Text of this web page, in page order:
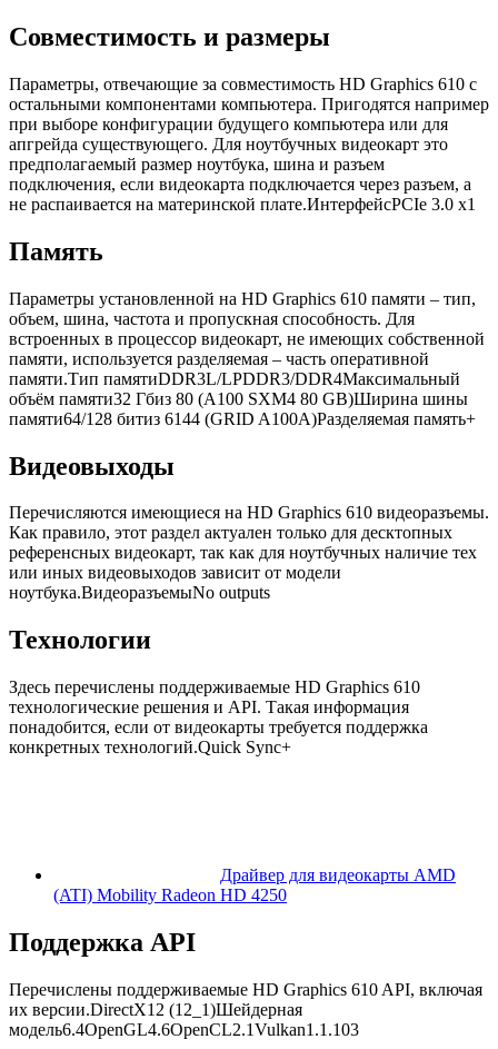
Совместимость и размеры
Параметры, отвечающие за совместимость HD Graphics 610 с
остальными компонентами компьютера. Пригодятся например
при выборе конфигурации будущего компьютера или для
апгрейда существующего. Для ноутбучных видеокарт это
предполагаемый размер ноутбука, шина и разъем
подключения, если видеокарта подключается через разъем, а
не распаивается на материнской плате.ИнтерфейсPCIe 3.0 x1
Память
Параметры установленной на HD Graphics 610 памяти – тип,
объем, шина, частота и пропускная способность. Для
встроенных в процессор видеокарт, не имеющих собственной
памяти, используется разделяемая – часть оперативной
памяти.Тип памятиDDR3L/LPDDR3/DDR4Максимальный
объём памяти32 Гбиз 80 (A100 SXM4 80 GB)Ширина шины
памяти64/128 битиз 6144 (GRID A100A)Разделяемая память+
Видеовыходы
Перечисляются имеющиеся на HD Graphics 610 видеоразъемы.
Как правило, этот раздел актуален только для десктопных
референсных видеокарт, так как для ноутбучных наличие тех
или иных видеовыходов зависит от модели
ноутбука.ВидеоразъемыNo outputs
Технологии
Здесь перечислены поддерживаемые HD Graphics 610
технологические решения и API. Такая информация
понадобится, если от видеокарты требуется поддержка
конкретных технологий.Quick Sync+
Драйвер для видеокарты AMD
(ATI) Mobility Radeon HD 4250
Поддержка API
Перечислены поддерживаемые HD Graphics 610 API, включая
их версии.DirectX12 (12_1)Шейдерная
модель6.4OpenGL4.6OpenCL2.1Vulkan1.1.103